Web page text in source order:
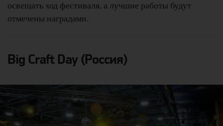
освещать ход фестиваля, а лучшие работы будут
отмечены наградами.
Big Craft Day (Россия)